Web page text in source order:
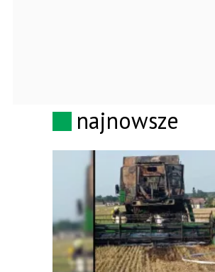
najnowsze